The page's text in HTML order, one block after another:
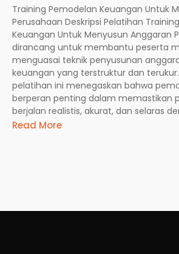
Training Pemodelan Keuangan Untuk
Perusahaan Deskripsi Pelatihan
Keuangan Untuk Menyusun Anggaran
dirancang untuk membantu peserta
menguasai teknik penyusunan
keuangan yang terstruktur dan
pelatihan ini menegaskan bahwa
berperan penting dalam memastikan
berjalan realistis, akurat, dan selaras
Read More